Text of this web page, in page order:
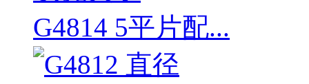
G4814 5平片配...